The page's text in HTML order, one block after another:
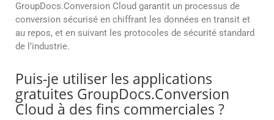
GroupDocs.Conversion Cloud garantit un processus de
conversion sécurisé en chiffrant les données en transit et
au repos, et en suivant les protocoles de sécurité standard
de l’industrie.
Puis-je utiliser les applications
gratuites GroupDocs.Conversion
Cloud à des fins commerciales ?